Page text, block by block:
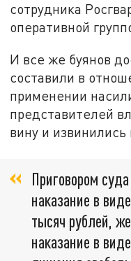
сотрудника
оперативной
И все же буянов
составили в
применении
представителей
вину и
Приговором
наказание в
тысяч рублей,
наказание в